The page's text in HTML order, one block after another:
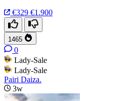
€329 €1.900
1465
0
Lady-Sale
Lady-Sale
Pairi Daiza.
3w